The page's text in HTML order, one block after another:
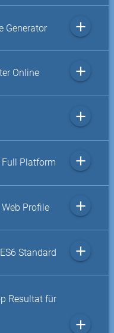
Generator add
Online add
add
Full Platform add
Profile add
Standard add
Resultat für
add